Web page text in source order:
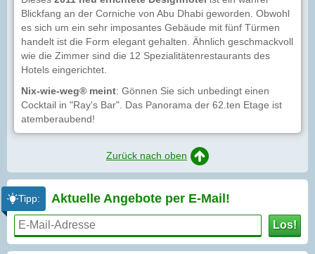
Blickfang an der Corniche von Abu Dhabi geworden. Obwohl
es sich um ein sehr imposantes Gebäude mit fünf Türmen
handelt ist die Form elegant gehalten. Ähnlich geschmackvoll
wie die Zimmer sind die 12 Spezialitätenrestaurants des
Hotels eingerichtet.
Nix-wie-weg® meint: Gönnen Sie sich unbedingt einen
Cocktail in "Ray's Bar". Das Panorama der 62.ten Etage ist
atemberaubend!
Zurück nach oben
Tipp: Aktuelle Angebote per E-Mail!
Los!